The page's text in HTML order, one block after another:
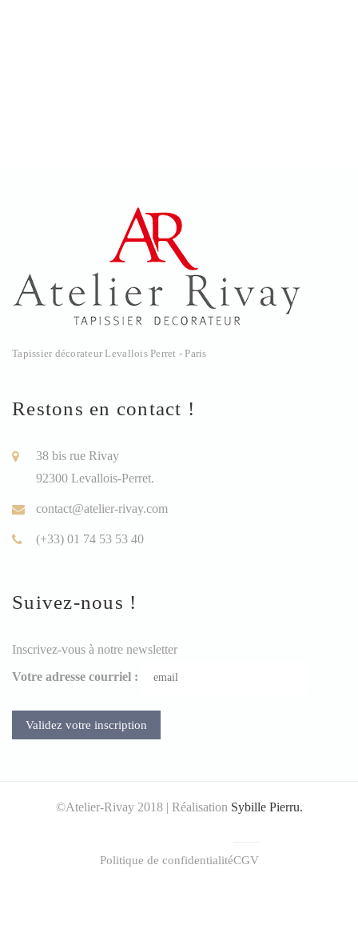
Tapissier décorateur Levallois Perret - Paris
Restons en contact !
38 bis rue Rivay
92300 Levallois-Perret.
contact@atelier-rivay.com
(+33) 01 74 53 53 40
Suivez-nous !
Inscrivez-vous à notre newsletter
Votre adresse courriel :
©Atelier-Rivay 2018 | Réalisation Sybille Pierru.
Politique de confidentialitéCGV